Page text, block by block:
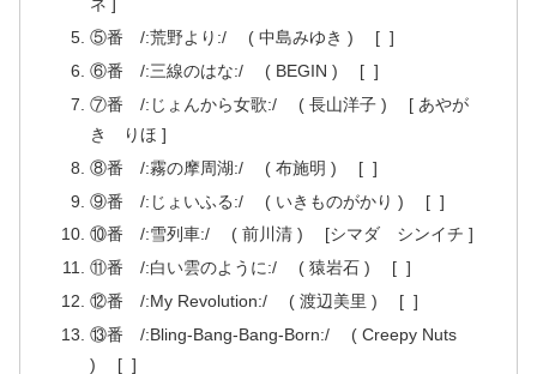
⑤番 /:荒野より:/ ( 中島みゆき ) [ ]
⑥番 /:三線のはな:/ ( BEGIN ) [ ]
⑦番 /:じょんから女歌:/ ( 長山洋子 ) [ あやが
き りほ ]
⑧番 /:霧の摩周湖:/ ( 布施明 ) [ ]
⑨番 /:じょいふる:/ ( いきものがかり ) [ ]
⑩番 /:雪列車:/ ( 前川清 ) [シマダ シンイチ ]
⑪番 /:白い雲のように:/ ( 猿岩石 ) [ ]
⑫番 /:My Revolution:/ ( 渡辺美里 ) [ ]
⑬番 /:Bling-Bang-Bang-Born:/ ( Creepy Nuts
) [ ]